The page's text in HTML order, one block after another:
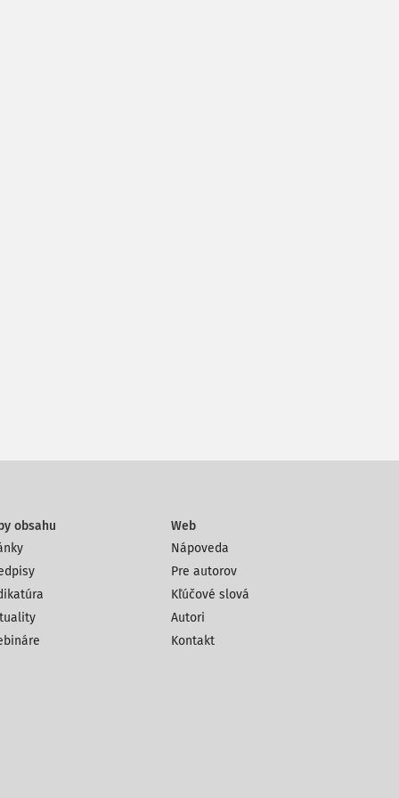
obsahu
Web
Nápoveda
Pre autorov
Kľúčové slová
Autori
Kontakt